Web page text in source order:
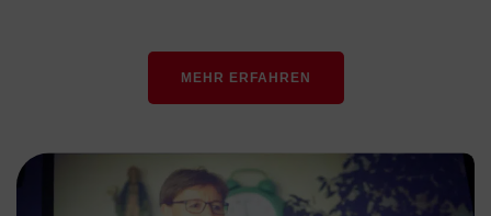
MEHR ERFAHREN